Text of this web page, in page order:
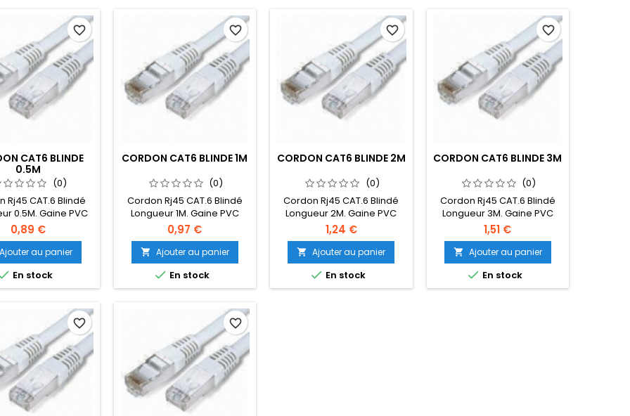
CAT6 BLINDE
0.5M
(0)
Rj45 CAT.6 Blindé
0.5M. Gaine PVC
Disponible en
couleurs
0,89 €
Ajouter au panier
En stock
favorite_border
CORDON CAT6 BLINDE 1M
(0)
Cordon Rj45 CAT.6 Blindé
Longueur 1M. Gaine PVC
Gris. Disponible en
différentes couleurs
Rouge,Jaune,Vert,Bleu,Noir,Orange
0,97 €
 Ajouter au panier
 En stock
favorite_border
CORDON CAT6 BLINDE 2M
(0)
Cordon Rj45 CAT.6 Blindé
Longueur 2M. Gaine PVC
Gris. Disponible en
différentes couleurs
Rouge,Jaune,Vert,Bleu,Noir,Orange
1,24 €
 Ajouter au panier
 En stock
favorite_border
CORDON CAT6 BLINDE 3M
(0)
Cordon Rj45 CAT.6 Blindé
Longueur 3M. Gaine PVC
Gris. Disponible en
différentes couleurs
Rouge,Jaune,Vert,Bleu,Noir,Orange
1,51 €
 Ajouter au panier
 En stock
favorite_border
favorite_border favorite_border